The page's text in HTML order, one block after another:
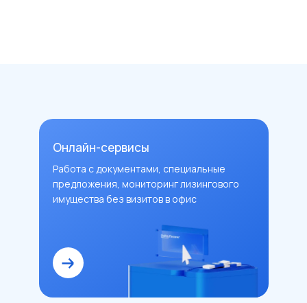
Онлайн-сервисы
Работа с документами, специальные
предложения, мониторинг лизингового
имущества без визитов в офис